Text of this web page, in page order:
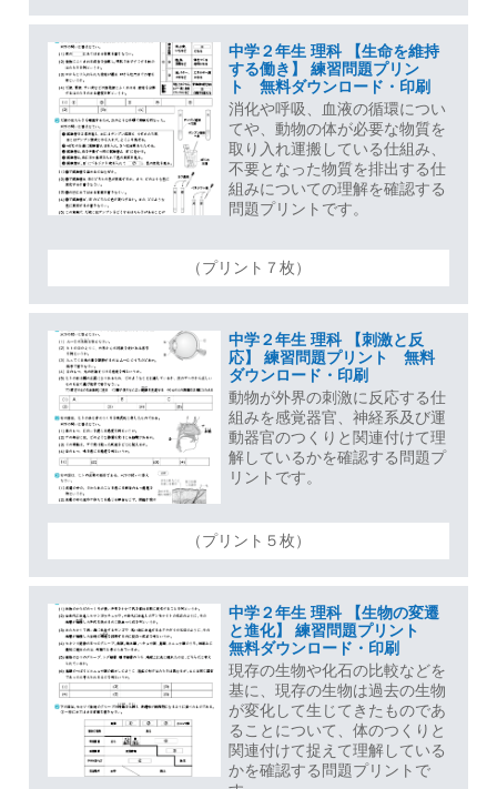
中学２年生 理科 【生命を維持
する働き】 練習問題プリン
ト 無料ダウンロード・印刷
消化や呼吸、血液の循環につい
てや、動物の体が必要な物質を
取り入れ運搬している仕組み、
不要となった物質を排出する仕
組みについての理解を確認する
問題プリントです。
（プリント７枚）
中学２年生 理科 【刺激と反
応】 練習問題プリント 無料
ダウンロード・印刷
動物が外界の刺激に反応する仕
組みを感覚器官、神経系及び運
動器官のつくりと関連付けて理
解しているかを確認する問題プ
リントです。
（プリント５枚）
中学２年生 理科 【生物の変遷
と進化】 練習問題プリント
無料ダウンロード・印刷
現存の生物や化石の比較などを
基に、現存の生物は過去の生物
が変化して生じてきたものであ
ることについて、体のつくりと
関連付けて捉えて理解している
かを確認する問題プリントで